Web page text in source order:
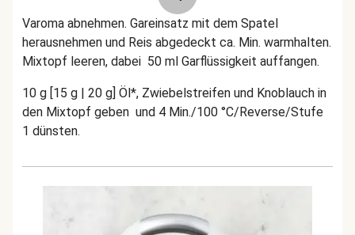
Varoma abnehmen. Gareinsatz mit dem Spatel
herausnehmen und Reis abgedeckt ca. Min. warmhalten.
Mixtopf leeren, dabei 50 ml Garflüssigkeit auffangen.
10 g [15 g | 20 g] Öl*, Zwiebelstreifen und Knoblauch in
den Mixtopf geben und 4 Min./100 °C/Reverse/Stufe
1 dünsten.